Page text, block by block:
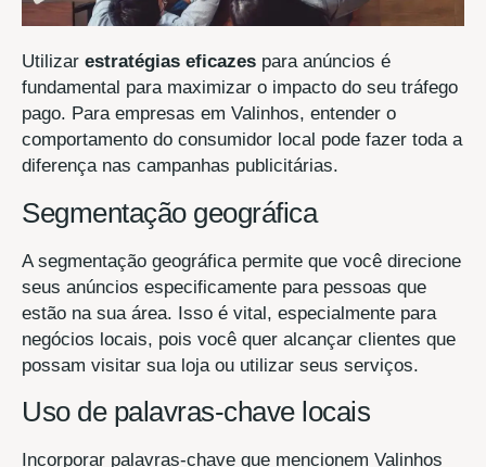
Utilizar estratégias eficazes para anúncios é
fundamental para maximizar o impacto do seu tráfego
pago. Para empresas em Valinhos, entender o
comportamento do consumidor local pode fazer toda a
diferença nas campanhas publicitárias.
Segmentação geográfica
A segmentação geográfica permite que você direcione
seus anúncios especificamente para pessoas que
estão na sua área. Isso é vital, especialmente para
negócios locais, pois você quer alcançar clientes que
possam visitar sua loja ou utilizar seus serviços.
Uso de palavras-chave locais
Incorporar palavras-chave que mencionem Valinhos